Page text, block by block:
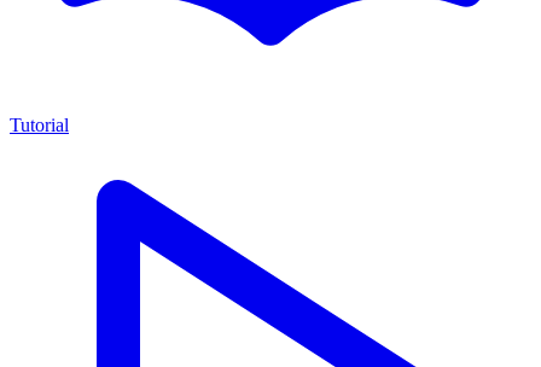
Tutorial